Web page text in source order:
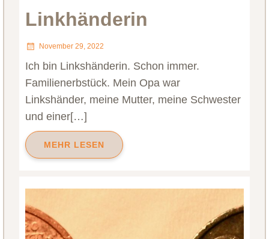
Linkhänderin
November 29, 2022
Ich bin Linkshänderin. Schon immer.
Familienerbstück. Mein Opa war
Linkshänder, meine Mutter, meine Schwester
und einer[…]
MEHR LESEN